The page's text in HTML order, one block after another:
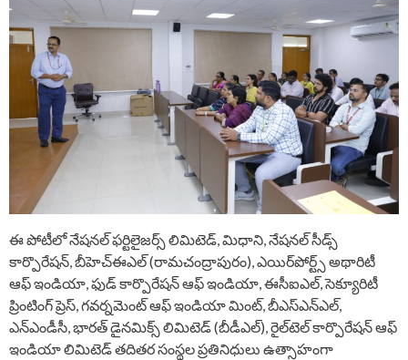
ఈ పోటీలో నేషనల్ ఫర్టిలైజర్స్ లిమిటెడ్, మిధాని, నేషనల్ సీడ్స్
కార్పొరేషన్, బీహెచ్ఈఎల్ (రామచంద్రాపురం), ఎయిర్‌పోర్ట్స్ అథారిటీ
ఆఫ్ ఇండియా, ఫుడ్ కార్పొరేషన్ ఆఫ్ ఇండియా, ఈసీఐఎల్, సెక్యూరిటీ
ప్రింటింగ్ ప్రెస్, గవర్నమెంట్ ఆఫ్ ఇండియా మింట్, బీఎస్ఎన్ఎల్,
ఎన్ఎండీసీ, భారత్ డైనమిక్స్ లిమిటెడ్ (బీడీఎల్), రైల్‌టెల్ కార్పొరేషన్ ఆఫ్
ఇండియా లిమిటెడ్ తదితర సంస్థల ప్రతినిధులు ఉత్సాహంగా